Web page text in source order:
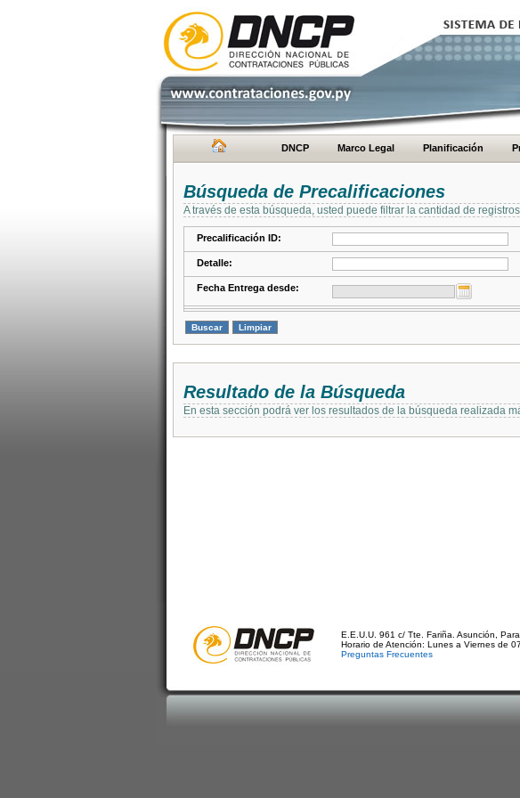
DNCP Marco Legal Planificación
Búsqueda de Precalificaciones
A través de esta búsqueda, usted puede filtrar la cantidad de
Precalificación ID:
Detalle:
Fecha Entrega desde:
Resultado de la Búsqueda
En esta sección podrá ver los resultados de la búsqueda realizada
E.E.U.U. 961 c/ Tte. Fariña. Asunción,
Horario de Atención: Lunes a Viernes de
Preguntas Frecuentes